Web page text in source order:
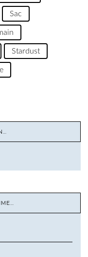
Sac
Stardust